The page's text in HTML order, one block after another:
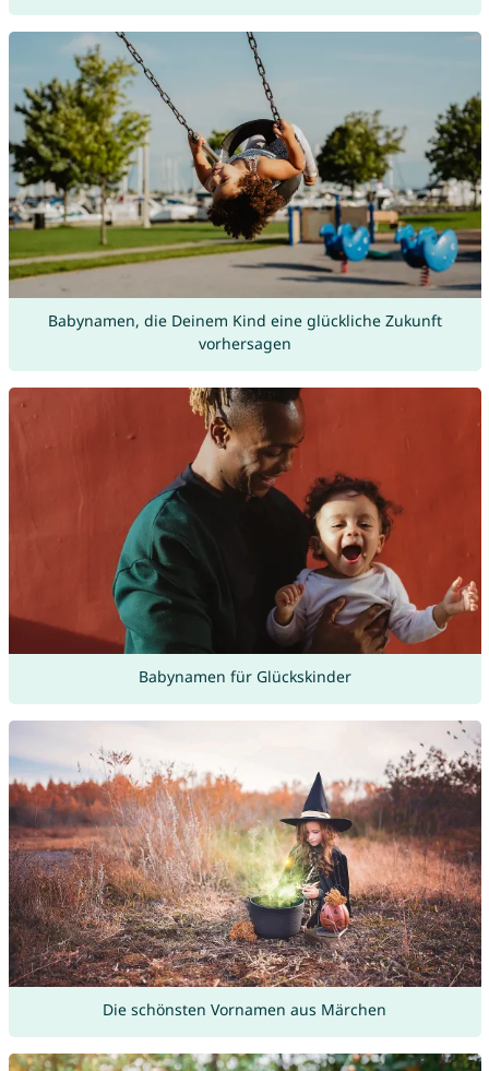
Babynamen, die Deinem Kind eine glückliche Zukunft
vorhersagen
Babynamen für Glückskinder
Die schönsten Vornamen aus Märchen